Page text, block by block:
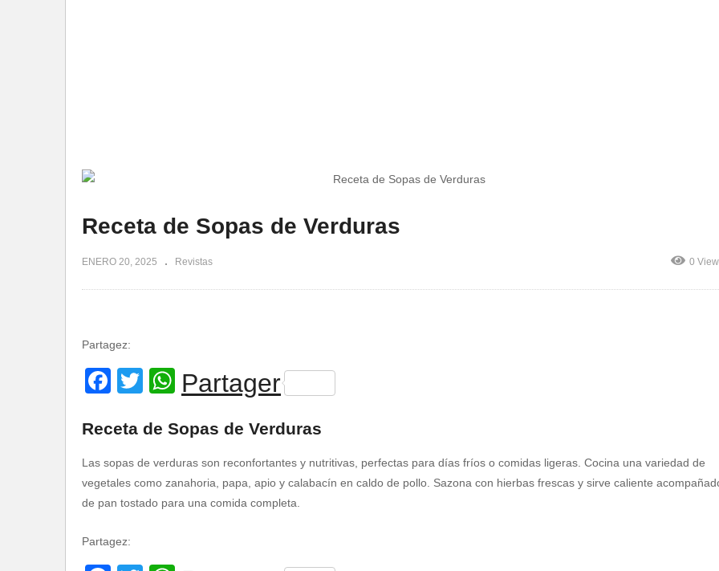
Receta de Sopas de Verduras
ENERO 20, 2025 Revistas 0
Partagez:
Facebook
Twitter
WhatsApp
Partager
Receta de Sopas de Verduras
Las sopas de verduras son reconfortantes y nutritivas, perfectas para días fríos o comidas ligeras. Cocina una variedad de
vegetales como zanahoria, papa, apio y calabacín en caldo de pollo. Sazona con hierbas frescas y sirve caliente
de pan tostado para una comida completa.
Partagez: